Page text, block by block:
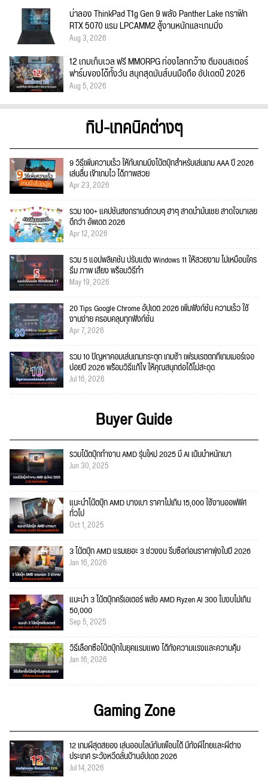
น่าลอง ThinkPad T1g Gen 9 พลัง Panther Lake กราฟิก
RTX 5070 แรม LPCAMM2 สู้งานหนักและเกมมิ่ง
Aug 3, 2026
12 เกมเก็บเวล ฟรี MMORPG ท่องโลกกว้าง ตีมอนสเตอร์
ฟาร์มของได้ทั้งวัน สนุกสุดมันส์บนมือถือ อัปเดตปี 2026
Aug 5, 2026
ทิป-เทคนิคต่างๆ
9 วิธีเพิ่มความเร็ว ให้กับเกมมิ่งโน้ตบุ๊กสำหรับเล่นเกม AAA ปี 2026
เล่นลื่น เข้าเกมไว ได้ภาพสวย
Apr 23, 2026
รวม 100+ แคปชั่นสงกรานต์กวนๆ ฮาๆ สาดน้ำมันเชย สาดใจมาเลย
ดีกว่า อัพเดต 2026
Apr 12, 2026
รวม 5 แอปพลิเคชัน ปรับแต่ง Windows 11 ให้สวยงาม ไม่เหมือนใคร
ธีม ภาพ เสียง พร้อมวิธีทำ
May 19, 2026
20 Tips Google Chrome อัปเดต 2026 เพิ่มฟังก์ชั่น ความเร็ว ใช้
งานง่าย ครอบคลุมทุกฟังก์ชั่น
Apr 7, 2026
รวม 10 ปัญหาคอมเล่นเกมกระตุก เกมช้า เฟรมเรตตกที่เกมเมอร์เจอ
บ่อยปี 2026 พร้อมวิธีแก้ไข ให้คุณสนุกต่อได้ไม่สะดุด
Jul 16, 2026
Buyer Guide
รวมโน้ตบุ๊กทำงาน AMD รุ่นใหม่ 2025 มี AI เน้นน้ำหนักเบา
Jun 30, 2025
แนะนำโน้ตบุ๊ก AMD บางเบา ราคาไม่เกิน 15,000 ใช้งานออฟฟิศ
ทั่วไป
Oct 1, 2025
3 โน้ตบุ๊ก AMD แรมเยอะ 3 ช่วงงบ รีบซื้อก่อนราคาพุ่งในปี 2026
Jan 16, 2026
แนะนำ 3 โน้ตบุ๊กครีเอเตอร์ พลัง AMD Ryzen AI 300 ในงบไม่เกิน
50,000
Sep 5, 2025
วิธีเลือกซื้อโน้ตบุ๊กในยุคแรมแพง ได้ทั้งความแรงและความคุ้ม
Jan 16, 2026
Gaming Zone
12 เกมผีสุดสยอง เล่นออนไลน์กับเพื่อนได้ มีทั้งผีไทยและผีต่าง
ประเทศ ระวังหวีดลั่นบ้านอัปเดต 2026
Jul 14, 2026